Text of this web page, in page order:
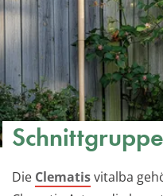
Die Clematisvitalba